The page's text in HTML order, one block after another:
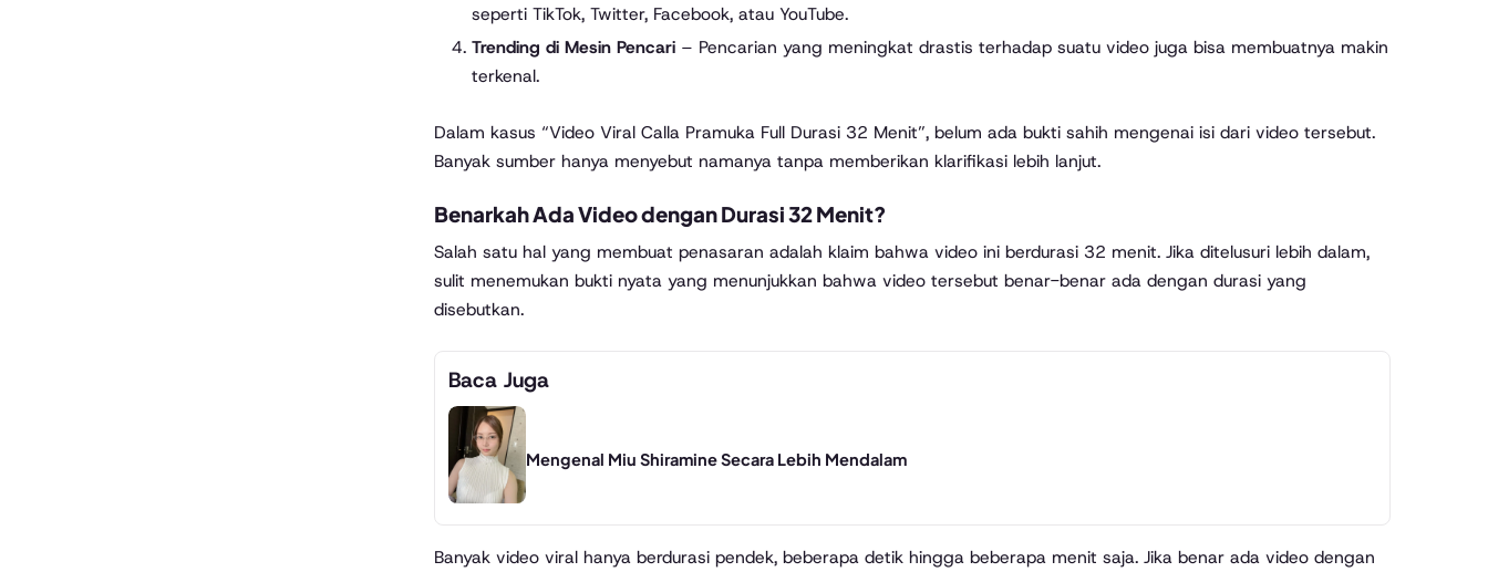
seperti TikTok, Twitter, Facebook, atau YouTube.
Trending di Mesin Pencari– Pencarian yang meningkat drastis terhadap suatu video juga bisa membuatnya makin
terkenal.
Dalam kasus “Video Viral Calla Pramuka Full Durasi 32 Menit”, belum ada bukti sahih mengenai isi dari video tersebut.
Banyak sumber hanya menyebut namanya tanpa memberikan klarifikasi lebih lanjut.
Benarkah Ada Video dengan Durasi 32 Menit?
Salah satu hal yang membuat penasaran adalah klaim bahwa video ini berdurasi 32 menit. Jika ditelusuri lebih dalam,
sulit menemukan bukti nyata yang menunjukkan bahwa video tersebut benar-benar ada dengan durasi yang
disebutkan.
Baca Juga
Mengenal Miu Shiramine Secara Lebih Mendalam
Banyak video viral hanya berdurasi pendek, beberapa detik hingga beberapa menit saja. Jika benar ada video dengan